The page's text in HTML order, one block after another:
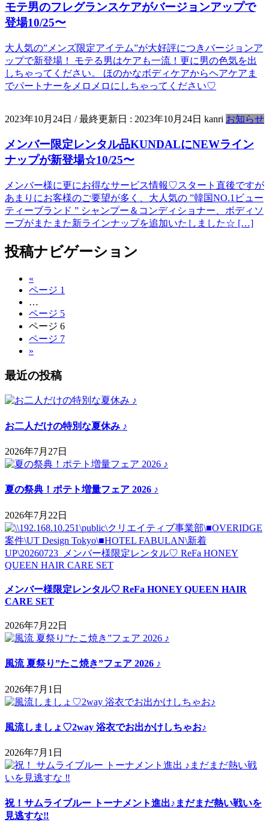
モテ男のフレグランスケアがバージョンアップで
登場10/25〜
大人気の”メンズ限定アイテム”が大好評につきバージョンア
ップで新登場！ モテる男はケアも一流！更に男の色気を出
しちゃってください。 ほのかなボディケアからヘアケアま
でパートナーをメロメロにしちゃってください♡
2023年10月24日 / 最終更新日 : 2023年10月24日 kanri お知らせ
メンバー限定レンタル品KUNDALにNEWライン
ナップが新登場☆10/25〜
メンバー様に更にお得なサービス情報♡スタート直後ですが
あまりにお客様のご要望が多く、大人気の ”韓国NO.1ビュー
ティーブランド ” シャンプー＆コンディショナー、ボディソ
ープがまたまた新ラインナップを追加いたしました☆ […]
投稿ナビゲーション
«
ページ 1
…
ページ 5
ページ 6
ページ 7
»
最近の投稿
お二人だけの特別な夏休み ♪
2026年7月27日
夏の祭典！ポテト増量フェア 2026 ♪
2026年7月22日
メンバー様限定レンタル♡ ReFa HONEY QUEEN HAIR
CARE SET
2026年7月22日
風流 夏祭り”たこ焼き”フェア 2026 ♪
2026年7月1日
風流しましょ♡2way 浴衣でお出かけしちゃお♪
2026年7月1日
祝！サムライブルー トーナメント進出♪まだまだ熱い戦いを
見逃すな‼